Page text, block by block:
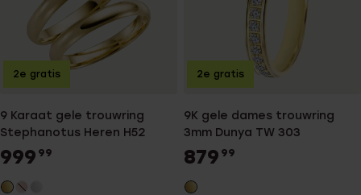
9 Karaat gele trouwring
Stephanotus Heren H52
999 99
2e gratis
9K gele dames trouwring
3mm Dunya TW 303
879 99
2e gratis